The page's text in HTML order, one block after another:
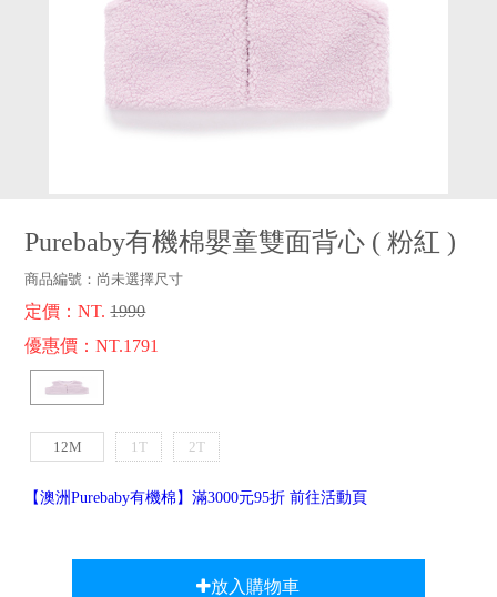
客服專區
Purebaby有機棉嬰童雙面背心 (粉紅 )
商品編號： 尚未選擇尺寸
定價：NT.1990
優惠價：NT.1791
12M 1T 2T
【澳洲Purebaby有機棉】滿3000元95折 前往活動頁
放入購物車